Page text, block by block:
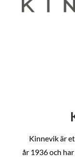
Kinnevik är
år 1936 och